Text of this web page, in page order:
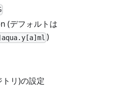
(デフォルトは
)
リ)の設定